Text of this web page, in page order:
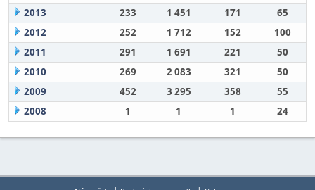
2013
233 1 451 171
65
2012
252 1 712 152
100
2011
291 1 691 221
50
2010
269 2 083 321
50
2009
452 3 295 358
55
2008
1 1 1 24